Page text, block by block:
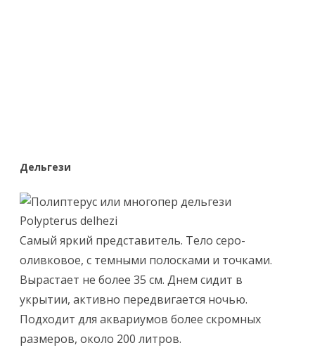
Дельгези
Polypterus delhezi
Самый яркий представитель. Тело серо-
оливковое, с темными полосками и точками.
Вырастает не более 35 см. Днем сидит в
укрытии, активно передвигается ночью.
Подходит для аквариумов более скромных
размеров, около 200 литров.